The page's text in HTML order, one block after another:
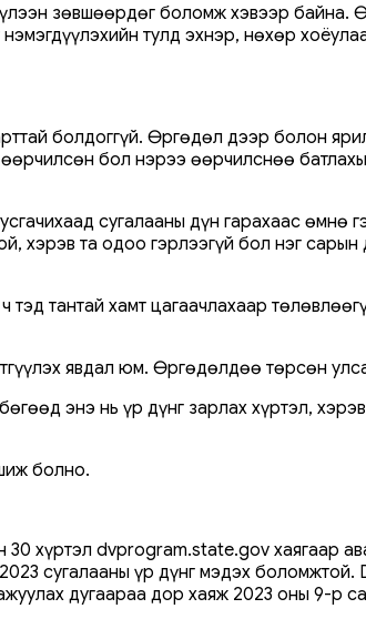
зөвшөөрдөг боломж хэвээр байна.
тулд эхнэр, нөхөр
болдоггүй. Өргөдөл дээр болон
бол нэрээ өөрчилснөө
сугалааны дүн гарахаас өмнө
хэрэв та одоо гэрлээгүй бол нэг
тантай хамт цагаачлахаар
явдал юм. Өргөдөлдөө төрсөн
энэ нь үр дүнг зарлах хүртэл,
болно.
хүртэл dvprogram.state.gov хаягаар
сугалааны үр дүнг мэдэх
дугаараа дор хаяж 2023 оны 9-р